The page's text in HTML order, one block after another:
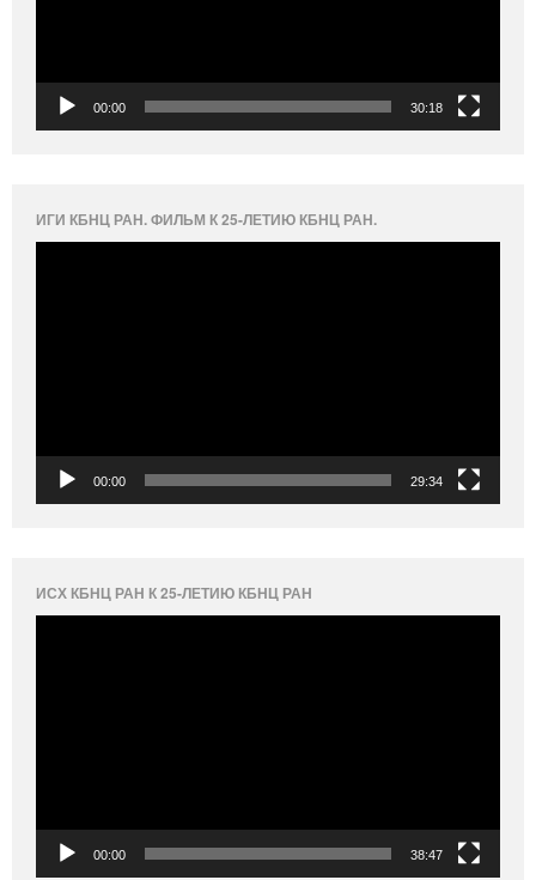
00:00 30:18
ИГИ КБНЦ РАН. ФИЛЬМ К 25-ЛЕТИЮ КБНЦ РАН.
00:00 29:34
ИСХ КБНЦ РАН К 25-ЛЕТИЮ КБНЦ РАН
00:00 38:47